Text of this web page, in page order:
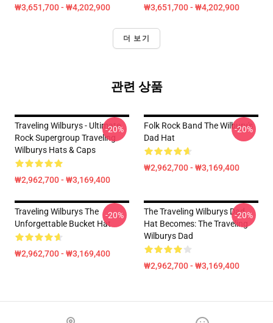
₩3,651,700 - ₩4,202,900 ₩3,651,700 - ₩4,202,900
더 보기
관련 상품
Traveling Wilburys - Ultimate
Rock Supergroup Traveling
Wilburys Hats & Caps
₩2,962,700 - ₩3,169,400
-20%
Folk Rock Band The Wilbury's
Dad Hat
₩2,962,700 - ₩3,169,400
-20%
Traveling Wilburys The
Unforgettable Bucket Hat
₩2,962,700 - ₩3,169,400
-20%
The Traveling Wilburys Dad
Hat Becomes: The Traveling
Wilburys Dad
₩2,962,700 - ₩3,169,400
-20%